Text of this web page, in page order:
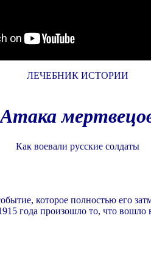
ЛЕЧЕБНИК ИСТОРИИ
Атака
Как воевали русские солдаты
которое полностью его
года произошло то, что